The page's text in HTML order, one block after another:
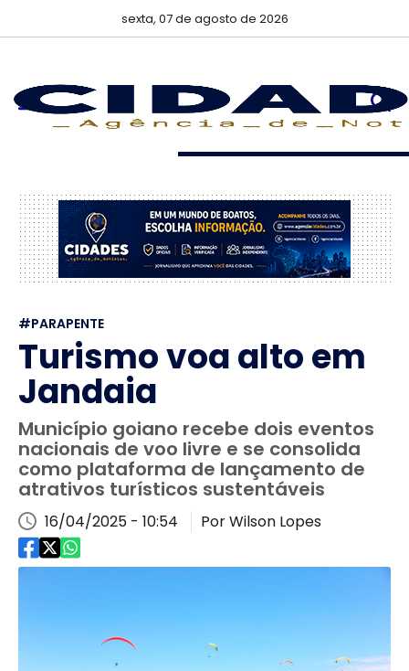
sexta, 07 de agosto de 2026
#PARAPENTE
Turismo voa alto em
Jandaia
Município goiano recebe dois eventos
nacionais de voo livre e se consolida
como plataforma de lançamento de
atrativos turísticos sustentáveis
16/04/2025 - 10:54 Por Wilson Lopes